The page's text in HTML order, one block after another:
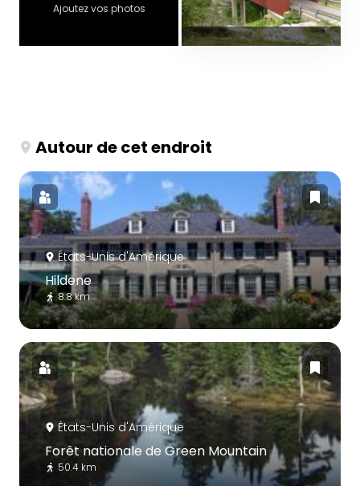
Ajoutez vos photos
Autour de cet endroit
États-Unis d'Amérique
Hildene
8.8 km
États-Unis d'Amérique
Forêt nationale de Green Mountain
50.4 km